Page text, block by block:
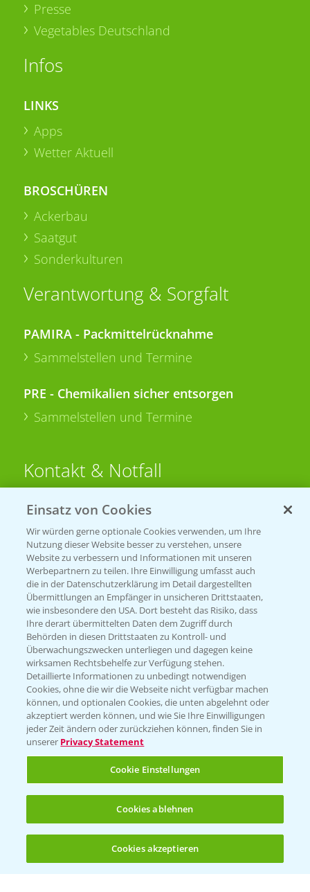
Presse
Vegetables Deutschland
Infos
LINKS
Apps
Wetter Aktuell
BROSCHÜREN
Ackerbau
Saatgut
Sonderkulturen
Verantwortung & Sorgfalt
PAMIRA - Packmittelrücknahme
Sammelstellen und Termine
PRE - Chemikalien sicher entsorgen
Sammelstellen und Termine
Kontakt & Notfall
Beratung auf WhatsApp
T.+49 (0)174 346 564 1
KONTAKT
Hilfe in Notfällen
T.+49 (0)214/30-20220
Folgen Sie uns
Allgemeine Nutzungsbedingungen
Datenschutzerklärung
Einsatz von Cookies
Wir würden gerne optionale Cookies verwenden, um Ihre
Nutzung dieser Website besser zu verstehen, unsere
Website zu verbessern und Informationen mit unseren
Werbepartnern zu teilen. Ihre Einwilligung umfasst auch
die in der Datenschutzerklärung im Detail dargestellten
Übermittlungen an Empfänger in unsicheren Drittstaaten,
wie insbesondere den USA. Dort besteht das Risiko, dass
Ihre derart übermittelten Daten dem Zugriff durch
Behörden in diesen Drittstaaten zu Kontroll- und
Überwachungszwecken unterliegen und dagegen keine
wirksamen Rechtsbehelfe zur Verfügung stehen.
Detaillierte Informationen zu unbedingt notwendigen
Cookies, ohne die wir die Webseite nicht verfügbar machen
können, und optionalen Cookies, die unten abgelehnt oder
akzeptiert werden können, und wie Sie Ihre Einwilligungen
jeder Zeit ändern oder zurückziehen können, finden Sie in
unserer Privacy Statement
Cookie Einstellungen
Cookies ablehnen
Cookies akzeptieren